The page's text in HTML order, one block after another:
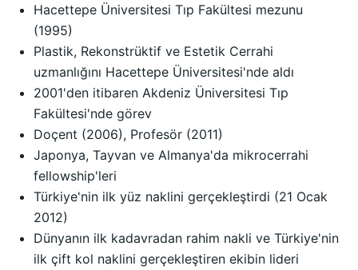
Hacettepe Üniversitesi Tıp Fakültesi mezunu
(1995)
Plastik, Rekonstrüktif ve Estetik Cerrahi
uzmanlığını Hacettepe Üniversitesi'nde aldı
2001'den itibaren Akdeniz Üniversitesi Tıp
Fakültesi'nde görev
Doçent (2006), Profesör (2011)
Japonya, Tayvan ve Almanya'da mikrocerrahi
fellowship'leri
Türkiye'nin ilk yüz naklini gerçekleştirdi (21 Ocak
2012)
Dünyanın ilk kadavradan rahim nakli ve Türkiye'nin
ilk çift kol naklini gerçekleştiren ekibin lideri